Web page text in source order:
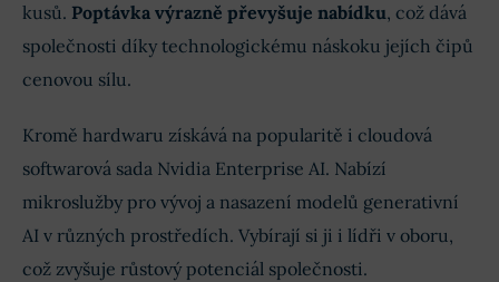
kusů. Poptávka výrazně převyšuje nabídku, což dává
společnosti díky technologickému náskoku jejích čipů
cenovou sílu.
Kromě hardwaru získává na popularitě i cloudová
softwarová sada Nvidia Enterprise AI. Nabízí
mikroslužby pro vývoj a nasazení modelů generativní
AI v různých prostředích. Vybírají si ji i lídři v oboru,
což zvyšuje růstový potenciál společnosti.